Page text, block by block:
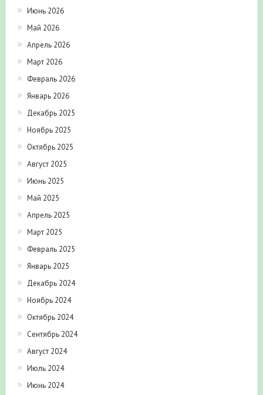
Июнь 2026
Май 2026
Апрель 2026
Март 2026
Февраль 2026
Январь 2026
Декабрь 2025
Ноябрь 2025
Октябрь 2025
Август 2025
Июнь 2025
Май 2025
Апрель 2025
Март 2025
Февраль 2025
Январь 2025
Декабрь 2024
Ноябрь 2024
Октябрь 2024
Сентябрь 2024
Август 2024
Июль 2024
Июнь 2024